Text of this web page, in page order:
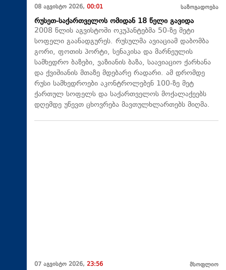
08 აგვისტო 2026, 00:01 საზოგადოება
რუსეთ-საქართველოს ომიდან 18 წელი გავიდა
2008 წლის აგვისტოში ოკუპანტებმა 50-ზე მეტი
სოფელი გაანადგურეს. რუსულმა ავიაციამ დაბომბა
გორი, ფოთის პორტი, სენაკისა და მარნეულის
სამხედრო ბაზები, ვაზიანის ბაზა, საავიაციო ქარხანა
და ქვიშიანის მთაზე მდებარე რადარი. ამ დრომდე
რუსი სამხედროები აკონტროლებენ 100-ზე მეტ
ქართულ სოფელს და საქართველოს მოქალაქეებს
დღემდე უწევთ ცხოვრება მავთულხლართებს მიღმა.
07 აგვისტო 2026, 23:56 მსოფლიო